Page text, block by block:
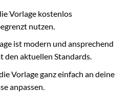
Vorlage kostenlos
nutzen.
ist modern und ansprechend
den aktuellen Standards.
Vorlage ganz einfach an deine
anpassen.